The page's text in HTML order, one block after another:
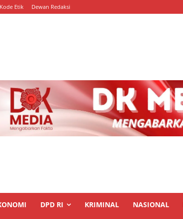
Kode Etik Dewan Redaksi
DPD RI KRIMINAL NASIONAL